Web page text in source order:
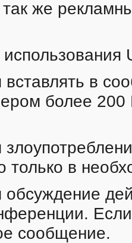
же
в
более 200
только в
сообщение.